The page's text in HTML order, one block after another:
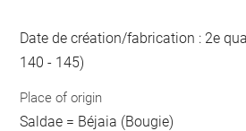
Date de création/fabrication : 2e
140 - 145)
Place of origin
Saldae = Béjaia (Bougie)